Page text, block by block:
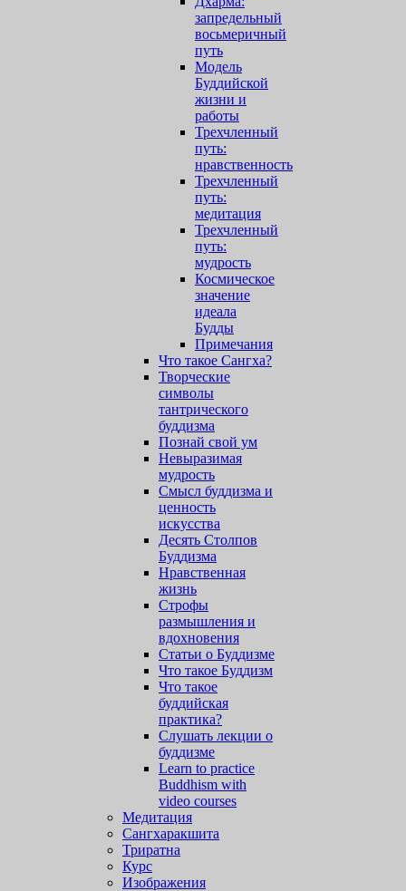
запредельный
восьмеричный
путь
Модель
Буддийской
жизни и
работы
Трехчленный
путь:
нравственность
Трехчленный
путь:
медитация
Трехчленный
путь:
мудрость
Космическое
значение
идеала
Будды
Примечания
Что такое Сангха?
Творческие
символы
тантрического
буддизма
Познай свой ум
Невыразимая
мудрость
Смысл буддизма и
ценность
искусства
Десять Столпов
Буддизма
Нравственная
жизнь
Строфы
размышления и
вдохновения
Статьи о Буддизме
Что такое Буддизм
Что такое
буддийская
практика?
Слушать лекции о
буддизме
Learn to practice
Buddhism with
video courses
Медитация
Сангхаракшита
Триратна
Курс
Изображения